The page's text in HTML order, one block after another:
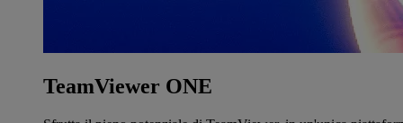
TeamViewer ONE